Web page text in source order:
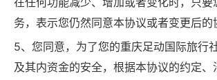
务，表示您仍然同意本协议或者变更后的
5、您同意，为了您的重庆足动国际旅行
及其内资金的安全，根据本协议的约定